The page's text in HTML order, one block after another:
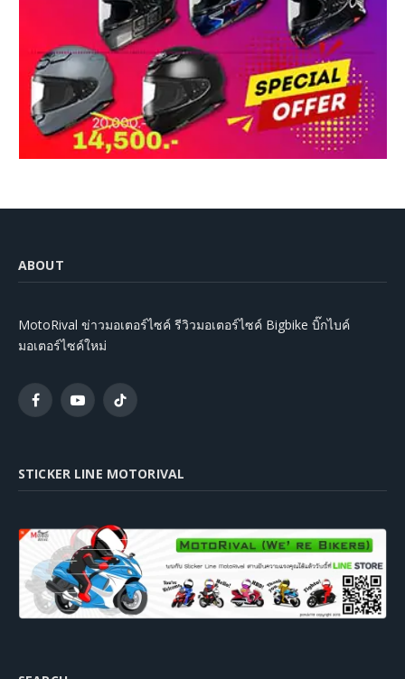
ABOUT
MotoRival ข่าวมอเตอร์ไซค์ รีวิวมอเตอร์ไซค์ Bigbike บิ๊กไบค์
มอเตอร์ไซค์ใหม่
FacebookYouTubeTikTok
STICKER LINE MOTORIVAL